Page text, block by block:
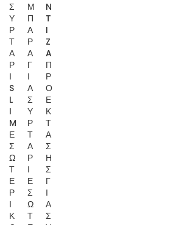
Σ
Υ
Ρ
Τ
Α
Ρ
Ι
S
L
I
M
Ε
Σ
Ω
Τ
Ε
Ρ
Ι
Κ
Μ
Π
Α
Ρ
Α
Γ
Ι
Α
Σ
Υ
Ρ
Τ
Α
Ρ
Ι
Ε
Σ
Ω
Τ
N
T
I
Z
A
Π
Ρ
Ο
Ε
Κ
Τ
Α
Σ
Η
Σ
Γ
Ι
Α
Σ